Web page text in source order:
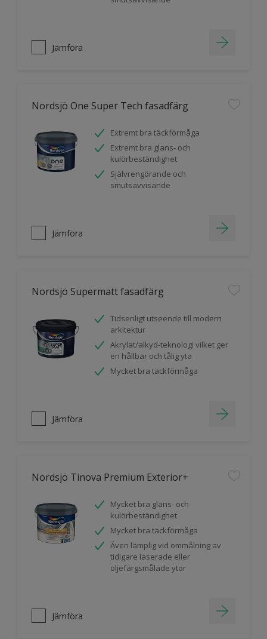
Jämföra
Nordsjö One Super Tech fasadfärg
Extremt bra täckförmåga
Extremt bra glans- och
kulörbeständighet
Självrengörande och
smutsavvisande
Jämföra
Nordsjö Supermatt fasadfärg
Tidsenligt utseende till modern
arkitektur
Akrylat/alkyd-teknologi vilket ger
en hållbar och tålig yta
Mycket bra täckförmåga
Jämföra
Nordsjö Tinova Premium Exterior+
Mycket bra glans- och
kulörbeständighet
Mycket bra täckförmåga
Även lämplig vid ommålning av
tidigare laserade eller
oljefärgsmålade ytor
Jämföra